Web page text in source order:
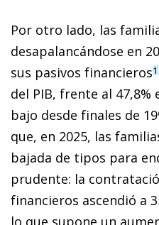
Por otro lado, las
desapalancándose en
sus pasivos financieros1
del PIB, frente al
bajo desde finales de
que, en 2025, las
bajada de tipos para
prudente: la
financieros ascendió a
lo que supone un